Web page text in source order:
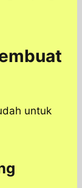
untuk